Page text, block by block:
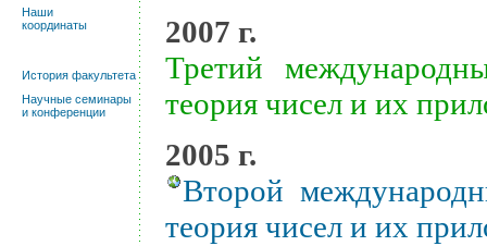
Наши
координаты
История факультета
Научные семинары
и конференции
2007 г.
Третий
теория чисел и их
2005 г.
Второй
теория чисел и их